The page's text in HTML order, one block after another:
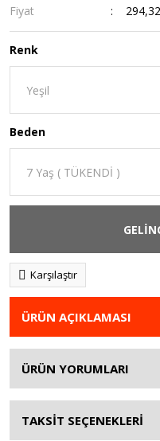
Fiyat
Renk
Beden
Karşılaştır
ÜRÜN AÇIKLAMASI
ÜRÜN YORUMLARI
TAKSİT SEÇENEKLERİ